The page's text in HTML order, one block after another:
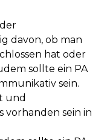
davon, ob man
hat oder
sollte ein PA
sein.
und
vorhanden sein in